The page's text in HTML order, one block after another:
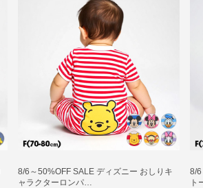
8/6～50%OFF SALE ディズニー おしりキ
ャラクターロンパ…
8/6
ト